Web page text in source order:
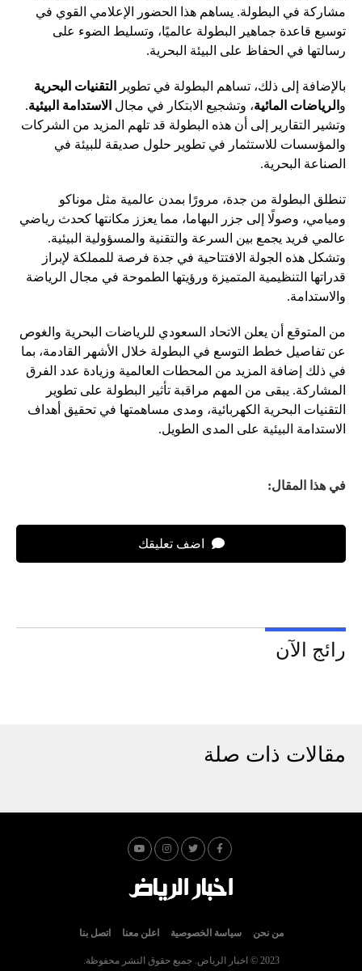
مشاركة في البطولة. يساهم هذا الحضور الإعلامي القوي في
توسيع قاعدة جماهير البطولة عالميًا، وتسليط الضوء على
رسالتها في الحفاظ على البيئة البحرية.
بالإضافة إلى ذلك، تساهم البطولة في تطوير
التقنيات البحرية
و الرياضات المائية، وتشجيع الابتكار في مجال الاستدامة البيئية.
وتشير التقارير إلى أن هذه البطولة قد تلهم المزيد من الشركات
والمؤسسات للاستثمار في تطوير حلول صديقة للبيئة في
الصناعة البحرية.
تنطلق البطولة من جدة، مرورًا بمدن عالمية مثل موناكو
وميامي، وصولًا إلى جزر البهاما، مما يعزز مكانتها كحدث رياضي
عالمي فريد يجمع بين السرعة والتقنية والمسؤولية البيئية.
وتشكل هذه الجولة الافتتاحية في جدة فرصة للمملكة لإبراز
قدراتها التنظيمية المتميزة ورؤيتها الطموحة في مجال الرياضة
والاستدامة.
من المتوقع أن يعلن الاتحاد السعودي للرياضات البحرية والغوص
عن تفاصيل خطط التوسع في البطولة خلال الأشهر القادمة، بما
في ذلك إضافة المزيد من المحطات العالمية وزيادة عدد الفرق
المشاركة. يبقى من المهم مراقبة تأثير البطولة على تطوير
التقنيات البحرية الكهربائية، ومدى مساهمتها في تحقيق أهداف
الاستدامة البيئية على المدى الطويل.
في هذا المقال:
اضف تعليقك
رائج الآن
مقالات ذات صلة
من نحن سياسة الخصوصية اعلن معنا اتصل بنا
2023 © اخبار الرياض. جميع حقوق النشر محفوظة.